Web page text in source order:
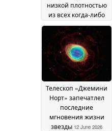
низкой плотностью
из всех когда-либо
обнаруженных16 June
2026
Телескоп «Джемини
Норт» запечатлел
последние
мгновения жизни
звезды 12 June 2026